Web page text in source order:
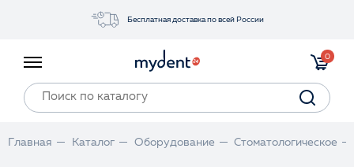
Бесплатная доставка по всей России
0
Главная Каталог Оборудование Стоматологическое